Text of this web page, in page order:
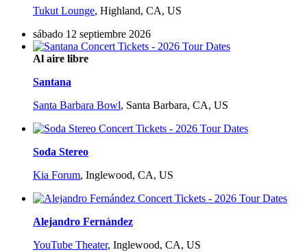
Tukut Lounge, Highland, CA, US
sábado 12 septiembre 2026
Al aire libre
Santana
Santa Barbara Bowl, Santa Barbara, CA, US
Soda Stereo
Kia Forum, Inglewood, CA, US
Alejandro Fernández
YouTube Theater, Inglewood, CA, US